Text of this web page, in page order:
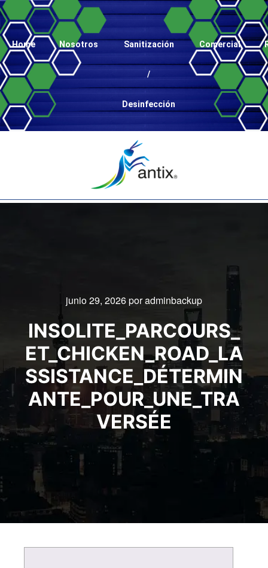
Home Nosotros Sanitización
/
Desinfección
Comercial
junio 29, 2026poradminbackup
INSOLITE_PARCOURS_
ET_CHICKEN_ROAD_LA
SSISTANCE_DÉTERMIN
ANTE_POUR_UNE_TRA
VERSÉE